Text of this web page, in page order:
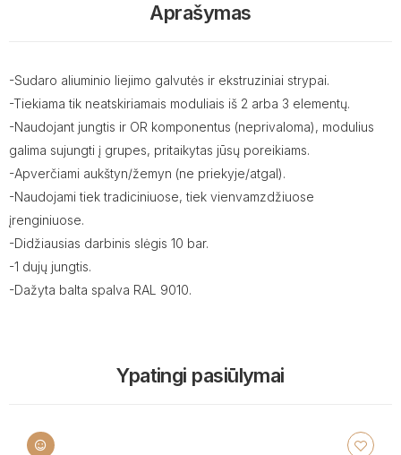
Aprašymas
-Sudaro aliuminio liejimo galvutės ir ekstruziniai strypai.
-Tiekiama tik neatskiriamais moduliais iš 2 arba 3 elementų.
-Naudojant jungtis ir OR komponentus (neprivaloma), modulius
galima sujungti į grupes, pritaikytas jūsų poreikiams.
-Apverčiami aukštyn/žemyn (ne priekyje/atgal).
-Naudojami tiek tradiciniuose, tiek vienvamzdžiuose
įrenginiuose.
-Didžiausias darbinis slėgis 10 bar.
-1 dujų jungtis.
-Dažyta balta spalva RAL 9010.
Ypatingi pasiūlymai